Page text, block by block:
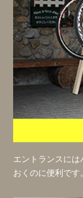
エントランスに
おくのに便利です